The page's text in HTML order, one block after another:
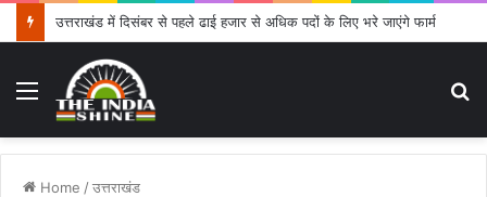
उत्तराखंड में दिसंबर से पहले ढाई हजार से अधिक पदों के लिए भरे जाएंगे फार्म
Menu
Home /उत्तराखंड